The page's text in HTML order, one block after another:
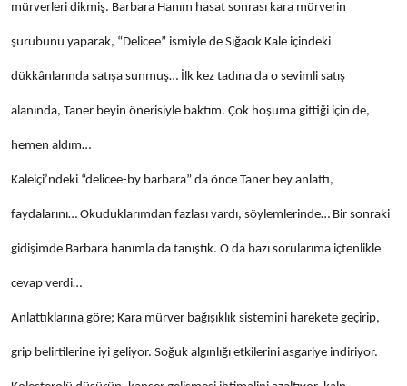
mürverleri dikmiş. Barbara Hanım hasat sonrası kara mürverin
şurubunu yaparak, “Delicee” ismiyle de Sığacık Kale içindeki
dükkânlarında satışa sunmuş… İlk kez tadına da o sevimli satış
alanında, Taner beyin önerisiyle baktım. Çok hoşuma gittiği için de,
hemen aldım…
Kaleiçi’ndeki “delicee-by barbara” da önce Taner bey anlattı,
faydalarını… Okuduklarımdan fazlası vardı, söylemlerinde… Bir sonraki
gidişimde Barbara hanımla da tanıştık. O da bazı sorularıma içtenlikle
cevap verdi…
Anlattıklarına göre; Kara mürver bağışıklık sistemini harekete geçirip,
grip belirtilerine iyi geliyor. Soğuk algınlığı etkilerini asgariye indiriyor.